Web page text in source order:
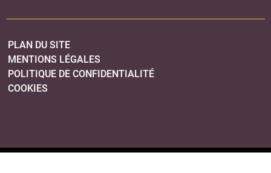
PLAN DU SITE
MENTIONS LÉGALES
POLITIQUE DE CONFIDENTIALITÉ
COOKIES